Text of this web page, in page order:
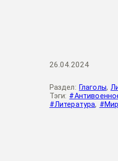
26.04.2024
Раздел: Глаголы,
Тэги:
#Литература,